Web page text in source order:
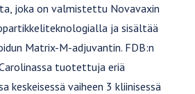
joka on valmistettu Novavaxin
ja sisältää
Matrix-M-adjuvantin. FDB:n
tuotettuja eriä
keskeisessä vaiheen 3 kliinisessä